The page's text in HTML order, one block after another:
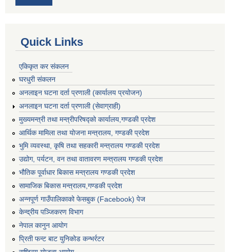
Quick Links
एकिकृत कर संकलन
घरधुरी संकलन
अनलाइन घटना दर्ता प्रणाली (कार्यालय प्रयोजन)
अनलाइन घटना दर्ता प्रणाली (सेवाग्राही)
मुख्यमन्त्री तथा मन्त्रीपरिषद्को कार्यालय,गण्डकी प्रदेश
आर्थिक मामिला तथा योजना मन्त्रालय, गण्डकी प्रदेश
भुमि व्यवस्था, कृषि तथा सहकारी मन्त्रालय गण्डकी प्रदेश
उद्योग, पर्यटन, वन तथा वातावरण मन्त्रालय गण्डकी प्रदेश
भौतिक पूर्वाधार बिकास मन्त्रालय गण्डकी प्रदेश
सामाजिक बिकास मन्त्रालय,गण्डकी प्रदेश
अन्नपूर्ण गाउँपालिकाको फेसबुक (Facebook) पेज
केन्द्रीय पञ्जिकरण विभाग
नेपाल कानुन आयोग
प्रिती फन्ट बाट युनिकोड कन्भर्रटर